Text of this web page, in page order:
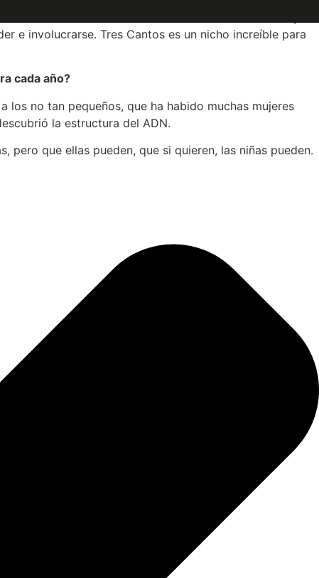
e involucrarse. Tres Cantos es un nicho increíble para
cada año?
los no tan pequeños, que ha habido muchas mujeres
la estructura del ADN.
que ellas pueden, que si quieren, las niñas pueden.